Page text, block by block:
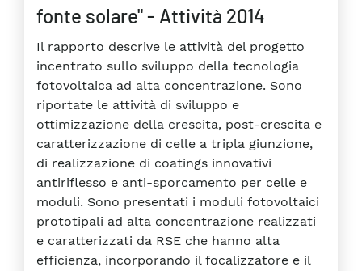
fonte solare" - Attività 2014
Il rapporto descrive le attività del progetto
incentrato sullo sviluppo della tecnologia
fotovoltaica ad alta concentrazione. Sono
riportate le attività di sviluppo e
ottimizzazione della crescita, post-crescita e
caratterizzazione di celle a tripla giunzione,
di realizzazione di coatings innovativi
antiriflesso e anti-sporcamento per celle e
moduli. Sono presentati i moduli fotovoltaici
prototipali ad alta concentrazione realizzati
e caratterizzati da RSE che hanno alta
efficienza, incorporando il focalizzatore e il